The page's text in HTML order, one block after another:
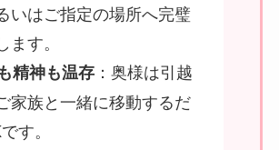
いはご指定の場所へ完璧
ます。
精神も温存：奥様は引越
家族と一緒に移動するだ
す。